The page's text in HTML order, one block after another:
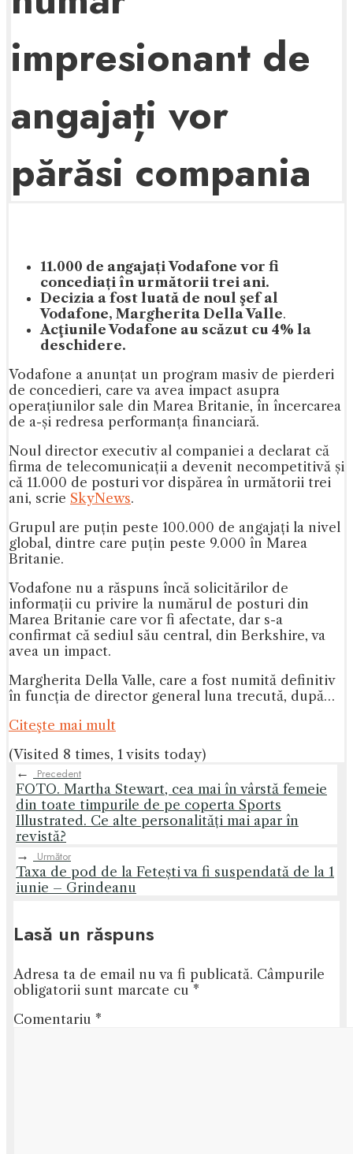
impresionant de
angajați vor
părăsi compania
11.000 de angajați Vodafone vor fi
concediați în următorii trei ani.
Decizia a fost luată de noul şef al
Vodafone, Margherita Della Valle.
Acţiunile Vodafone au scăzut cu 4% la
deschidere.
Vodafone a anunțat un program masiv de pierderi
de concedieri, care va avea impact asupra
operațiunilor sale din Marea Britanie, în încercarea
de a-și redresa performanța financiară.
Noul director executiv al companiei a declarat că
firma de telecomunicații a devenit necompetitivă și
că 11.000 de posturi vor dispărea în următorii trei
ani, scrie SkyNews.
Grupul are puțin peste 100.000 de angajați la nivel
global, dintre care puțin peste 9.000 în Marea
Britanie.
Vodafone nu a răspuns încă solicitărilor de
informații cu privire la numărul de posturi din
Marea Britanie care vor fi afectate, dar s-a
confirmat că sediul său central, din Berkshire, va
avea un impact.
Margherita Della Valle, care a fost numită definitiv
în funcția de director general luna trecută, după…
Citeşte mai mult
(Visited 8 times, 1 visits today)
←
Precedent
FOTO. Martha Stewart, cea mai în vârstă femeie
din toate timpurile de pe coperta Sports
Illustrated. Ce alte personalități mai apar în
revistă?
→
Următor
Taxa de pod de la Fetești va fi suspendată de la 1
iunie – Grindeanu
Lasă un răspuns
Adresa ta de email nu va fi publicată. Câmpurile
obligatorii sunt marcate cu *
Comentariu *